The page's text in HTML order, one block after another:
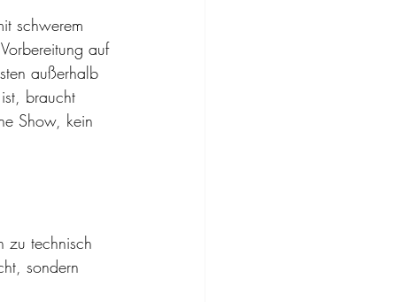
schwerem
auf
außerhalb
braucht
Show, kein
zu technisch
sondern